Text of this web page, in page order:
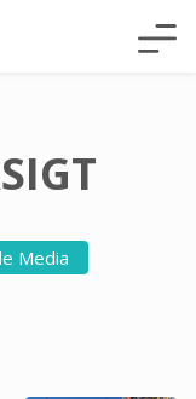
Media